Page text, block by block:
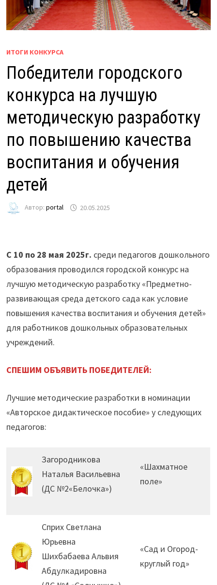
ИТОГИ КОНКУРСА
Победители городского
конкурса на лучшую
методическую разработку
по повышению качества
воспитания и обучения
детей
Автор: portal 20.05.2025
С 10 по 28 мая 2025г. среди педагогов дошкольного
образования проводился городской конкурс на
лучшую методическую разработку «Предметно-
развивающая среда детского сада как условие
повышения качества воспитания и обучения детей»
для работников дошкольных образовательных
учреждений.
СПЕШИМ ОБЪЯВИТЬ ПОБЕДИТЕЛЕЙ:
Лучшие методические разработки в номинации
«Авторское дидактическое пособие» у следующих
педагогов:
Загородникова
Наталья Васильевна
(ДС №2«Белочка»)
«Шахматное
поле»
Сприх Светлана
Юрьевна
Шихбабаева Альвия
Абдулкадировна
«Сад и Огород-
круглый год»